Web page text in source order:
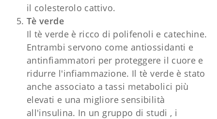
il colesterolo cattivo.
Tè verde
Il tè verde è ricco di polifenoli e catechine.
Entrambi servono come antiossidanti e
antinfiammatori per proteggere il cuore e
ridurre l'infiammazione. Il tè verde è stato
anche associato a tassi metabolici più
elevati e una migliore sensibilità
all'insulina. In un gruppo di studi , i